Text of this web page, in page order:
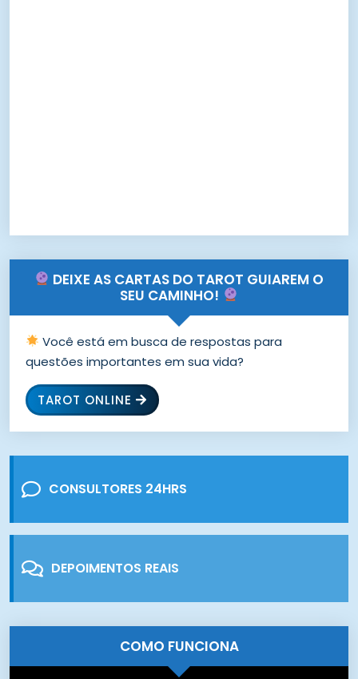
DEIXE AS CARTAS DO TAROT GUIAREM O
SEU CAMINHO!
Você está em busca de respostas para
questões importantes em sua vida?
TAROT ONLINE
CONSULTORES 24HRS
DEPOIMENTOS REAIS
COMO FUNCIONA